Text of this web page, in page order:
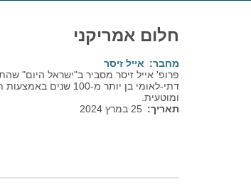
חלום אמריקני
מחבר
אייל זיסר
פרופ' אייל זיסר מסביר ב"ישראל היום"
דתי-לאומי בן יותר מ-
ומוטעית.
תאריך
25 במרץ 2024